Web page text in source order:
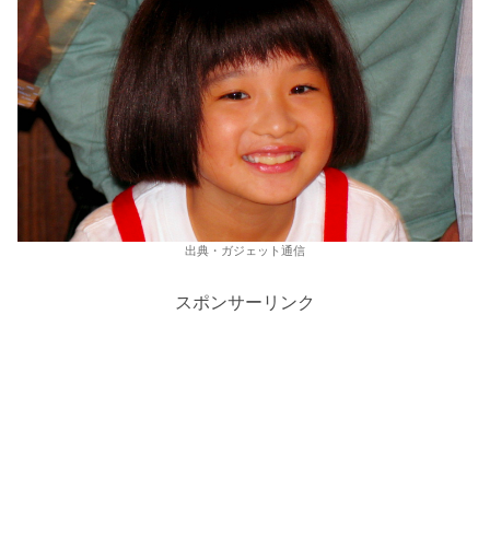
出典・ガジェット通信
スポンサーリンク